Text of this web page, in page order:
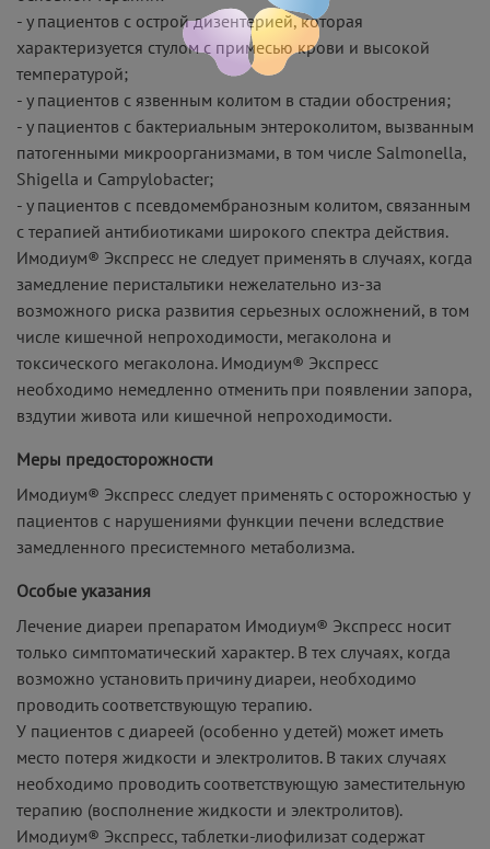
- у пациентов с острой дизентерией, которая
характеризуется стулом с примесью крови и высокой
температурой;
- у пациентов с язвенным колитом в стадии обострения;
- у пациентов с бактериальным энтероколитом, вызванным
патогенными микроорганизмами, в том числе Salmonella,
Shigella и Campylobacter;
- у пациентов с псевдомембранозным колитом, связанным
с терапией антибиотиками широкого спектра действия.
Имодиум® Экспресс не следует применять в случаях, когда
замедление перистальтики нежелательно из-за
возможного риска развития серьезных осложнений, в том
числе кишечной непроходимости, мегаколона и
токсического мегаколона. Имодиум® Экспресс
необходимо немедленно отменить при появлении запора,
вздутии живота или кишечной непроходимости.
Меры предосторожности
Имодиум® Экспресс следует применять с осторожностью у
пациентов с нарушениями функции печени вследствие
замедленного пресистемного метаболизма.
Особые указания
Лечение диареи препаратом Имодиум® Экспресс носит
только симптоматический характер. В тех случаях, когда
возможно установить причину диареи, необходимо
проводить соответствующую терапию.
У пациентов с диареей (особенно у детей) может иметь
место потеря жидкости и электролитов. В таких случаях
необходимо проводить соответствующую заместительную
терапию (восполнение жидкости и электролитов).
Имодиум® Экспресс, таблетки-лиофилизат содержат